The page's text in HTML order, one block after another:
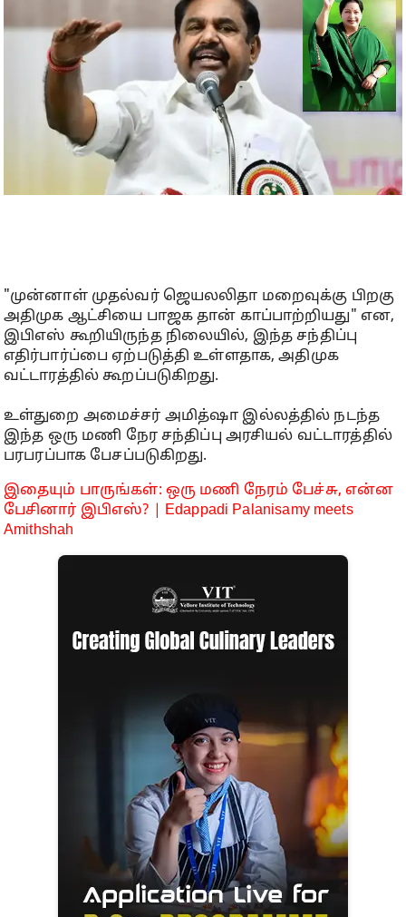
"முன்னாள் முதல்வர் ஜெயலலிதா மறைவுக்கு பிறகு
அதிமுக ஆட்சியை பாஜக தான் காப்பாற்றியது" என,
இபிஎஸ் கூறியிருந்த நிலையில், இந்த சந்திப்பு
எதிர்பார்ப்பை ஏற்படுத்தி உள்ளதாக, அதிமுக
வட்டாரத்தில் கூறப்படுகிறது.
உள்துறை அமைச்சர் அமித்ஷா இல்லத்தில் நடந்த
இந்த ஒரு மணி நேர சந்திப்பு அரசியல் வட்டாரத்தில்
பரபரப்பாக பேசப்படுகிறது.
இதையும் பாருங்கள்: ஒரு மணி நேரம் பேச்சு, என்ன
பேசினார் இபிஎஸ்? | Edappadi Palanisamy meets
Amithshah